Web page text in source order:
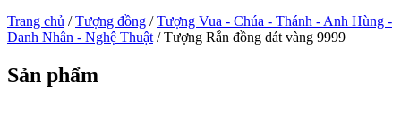
Trang chủ /Tượng đồng /Tượng Vua - Chúa - Thánh - Anh Hùng -
Danh Nhân - Nghệ Thuật/ Tượng Rắn đồng dát vàng 9999
Sản phẩm